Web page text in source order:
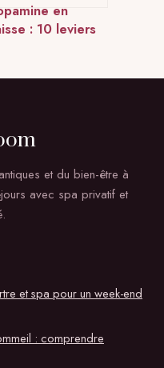
en
: 10 leviers
et votre
et du bien-être à
avec spa privatif et
et spa pour un week-end
: comprendre